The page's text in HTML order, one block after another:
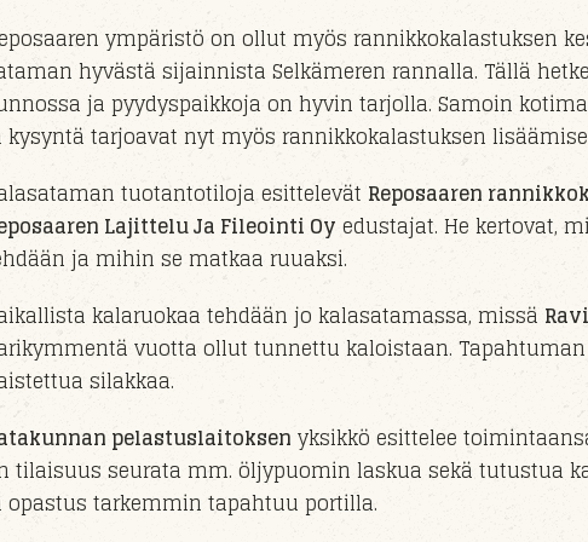
ympäristö on ollut myös rannikkokalastuksen
hyvästä sijainnista Selkämeren rannalla. Tällä
ja pyydyspaikkoja on hyvin tarjolla. Samoin
kysyntä tarjoavat nyt myös rannikkokalastuksen
tuotantotiloja esittelevät Reposaaren
Lajittelu Ja Fileointi Oy edustajat. He kertovat,
ja mihin se matkaa ruuaksi.
kalaruokaa tehdään jo kalasatamassa, missä
vuotta ollut tunnettu kaloistaan.
silakkaa.
pelastuslaitoksen yksikkö esittelee
tilaisuus seurata mm. öljypuomin laskua sekä tutustua
opastus tarkemmin tapahtuu portilla.